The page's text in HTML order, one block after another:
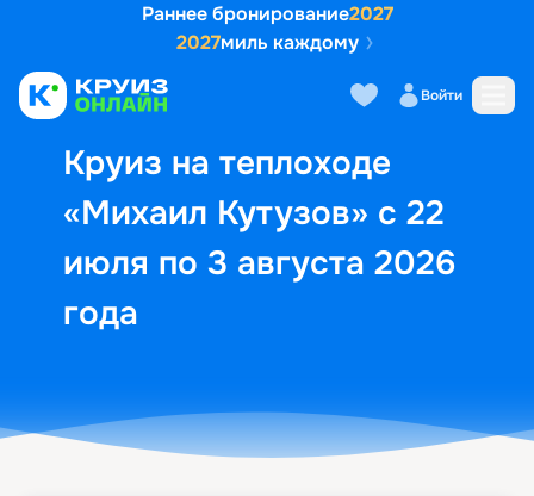
Раннее бронирование2027
2027миль каждому
Войти
Круиз на теплоходе
«Михаил Кутузов» с 22
июля по 3 августа 2026
года
Выбор кают Маршрут и